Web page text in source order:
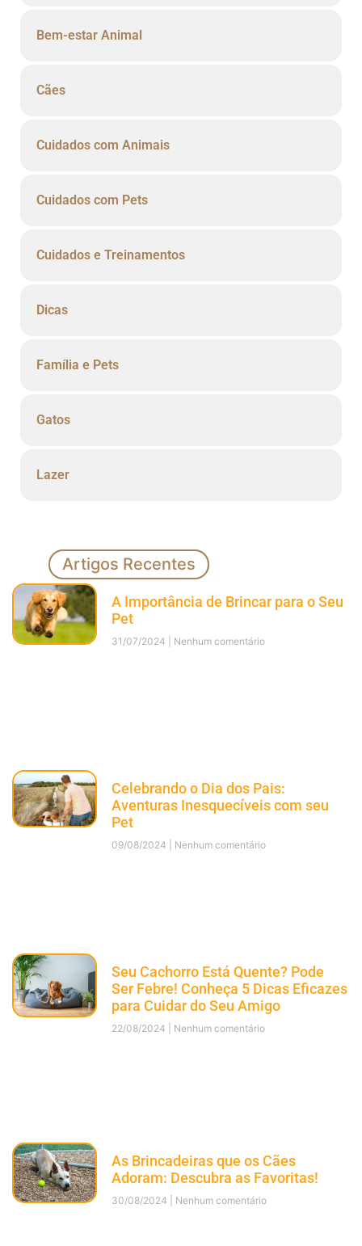
Bem-estar Animal
Cães
Cuidados com Animais
Cuidados com Pets
Cuidados e Treinamentos
Dicas
Família e Pets
Gatos
Lazer
Artigos Recentes
A Importância de Brincar para o Seu
Pet
31/07/2024 Nenhum comentário
Celebrando o Dia dos Pais:
Aventuras Inesquecíveis com seu
Pet
09/08/2024 Nenhum comentário
Seu Cachorro Está Quente? Pode
Ser Febre! Conheça 5 Dicas Eficazes
para Cuidar do Seu Amigo
22/08/2024 Nenhum comentário
As Brincadeiras que os Cães
Adoram: Descubra as Favoritas!
30/08/2024 Nenhum comentário